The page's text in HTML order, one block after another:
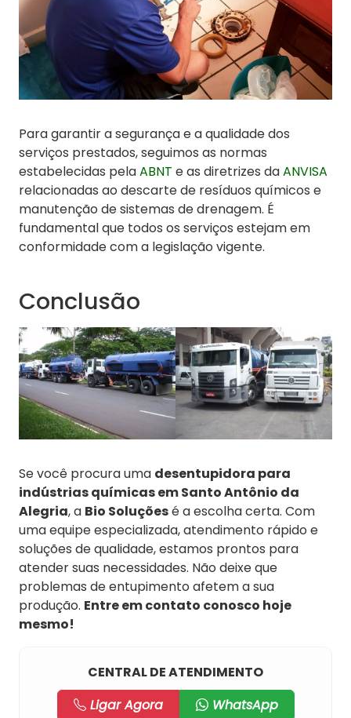
Para garantir a segurança e a qualidade dos
serviços prestados, seguimos as normas
estabelecidas pelaABNT e as diretrizes daANVISA
relacionadas ao descarte de resíduos químicos e
manutenção de sistemas de drenagem. É
fundamental que todos os serviços estejam em
conformidade com a legislação vigente.
Conclusão
Se você procura uma desentupidora para
indústrias químicas em Santo Antônio da
Alegria, a Bio Soluçõesé a escolha certa. Com
uma equipe especializada, atendimento rápido e
soluções de qualidade, estamos prontos para
atender suas necessidades. Não deixe que
problemas de entupimento afetem a sua
produção. Entre em contato conosco hoje
mesmo!
CENTRAL DE ATENDIMENTO
Ligar Agora
WhatsApp